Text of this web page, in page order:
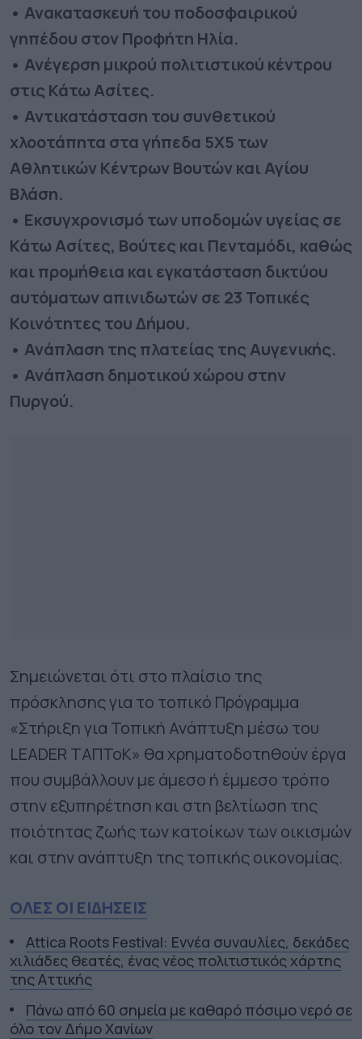
• Ανακατασκευή του ποδοσφαιρικού
γηπέδου στον Προφήτη Ηλία.
• Ανέγερση μικρού πολιτιστικού κέντρου
στις Κάτω Ασίτες.
• Αντικατάσταση του συνθετικού
χλοοτάπητα στα γήπεδα 5Χ5 των
Αθλητικών Κέντρων Βουτών και Αγίου
Βλάση.
• Εκσυγχρονισμό των υποδομών υγείας σε
Κάτω Ασίτες, Βούτες και Πενταμόδι, καθώς
και προμήθεια και εγκατάσταση δικτύου
αυτόματων απινιδωτών σε 23 Τοπικές
Κοινότητες του Δήμου.
• Ανάπλαση της πλατείας της Αυγενικής.
• Ανάπλαση δημοτικού χώρου στην
Πυργού.
Σημειώνεται ότι στο πλαίσιο της
πρόσκλησης για το τοπικό Πρόγραμμα
«Στήριξη για Τοπική Ανάπτυξη μέσω του
LEADER ΤΑΠΤοΚ» θα χρηματοδοτηθούν έργα
που συμβάλλουν με άμεσο ή έμμεσο τρόπο
στην εξυπηρέτηση και στη βελτίωση της
ποιότητας ζωής των κατοίκων των οικισμών
και στην ανάπτυξη της τοπικής οικονομίας.
ΟΛΕΣ ΟΙ ΕΙΔΗΣΕΙΣ
Attica Roots Festival: Εννέα συναυλίες, δεκάδες
χιλιάδες θεατές, ένας νέος πολιτιστικός χάρτης
της Αττικής
Πάνω από 60 σημεία με καθαρό πόσιμο νερό σε
όλο τον Δήμο Χανίων